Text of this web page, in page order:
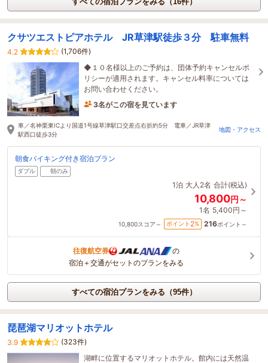
クサツエストピアホテル JR草津駅徒歩３分 駐車無料
4.2
(1,706件)
◆１０名様以上のご予約は、団体予約キャンセルポ
リシーが適用されます。キャンセル料率については
お問い合わせください。
3名がこの宿を見ています
車／名神栗東ICより国道1号線草津駅口交差点右折約5分 電車／JR草津
駅西口徒歩3分
地図・アクセス
朝食バイキング付き宿泊プラン
ダブル 朝のみ
1泊 大人2名 合計(税込)
10,800円～
1名 5,400円～
10,800スコア～ ポイント 2% 216ポイント～
往復航空券
の
宿泊＋交通がセットのプランをみる
すべての宿泊プランをみる（95件）
琵琶湖マリオットホテル
3.9
(323件)
湖畔に位置するマリオットホテル。館内には天然温